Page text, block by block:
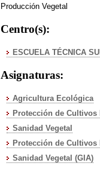
Producción Vegetal
Centro(s):
ESCUELA TÉCNICA
Asignaturas:
Agricultura Ecológica
Protección de
Sanidad Vegetal
Protección de Cultivos
Sanidad Vegetal (GIA)